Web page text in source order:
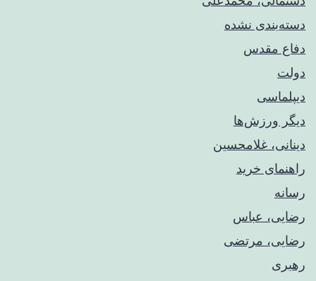
دسته‌بندی نشده
دفاع مقدس
دولت
دیپلماسی
دیگر ورزش‌ها
دینانی، غلامحسین
راهنمای خريد
رسانه
رضایی، عباس
رضایی، مرتضی
رهبری